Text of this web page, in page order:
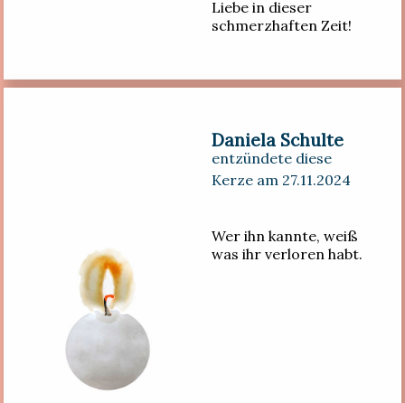
Liebe in dieser
schmerzhaften Zeit!
Daniela Schulte
entzündete diese
Kerze am 27.11.2024
Wer ihn kannte, weiß
was ihr verloren habt.